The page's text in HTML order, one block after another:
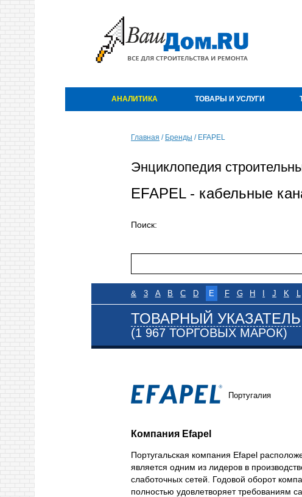
АНАЛИТИКА ТОВАРЫ И УСЛУГИ
Главная / Бренды /EFAPEL
Энциклопедия
EFAPEL - кабельные
Поиск:
& 3 A B C D E F G H J K L
ТОВАРНЫЙ УКАЗАТЕЛЬ
(1 967 ТОРГОВЫХ МАРОК)
Португалия
Компания Efapel
Португальская компания Efapel
является одним из лидеров в
слаботочных сетей. Годовой оборот
полностью удовлетворяет требованиям